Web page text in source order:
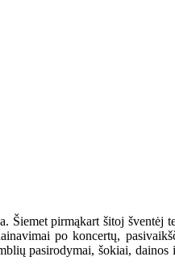
pirmąkart šitoj šventėj
po koncertų,
pasirodymai, šokiai,